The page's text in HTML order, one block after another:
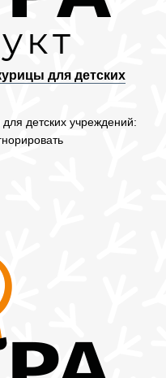
для детских
детских учреждений: